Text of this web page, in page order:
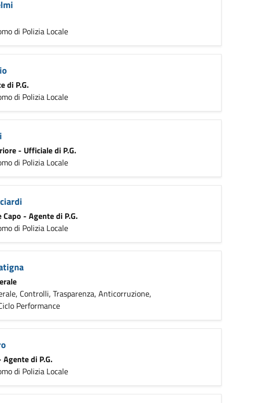
di Polizia Locale
di P.G.
di Polizia Locale
- Ufficiale di P.G.
di Polizia Locale
- Agente di P.G.
di Polizia Locale
Controlli, Trasparenza, Anticorruzione,
Performance
di P.G.
di Polizia Locale